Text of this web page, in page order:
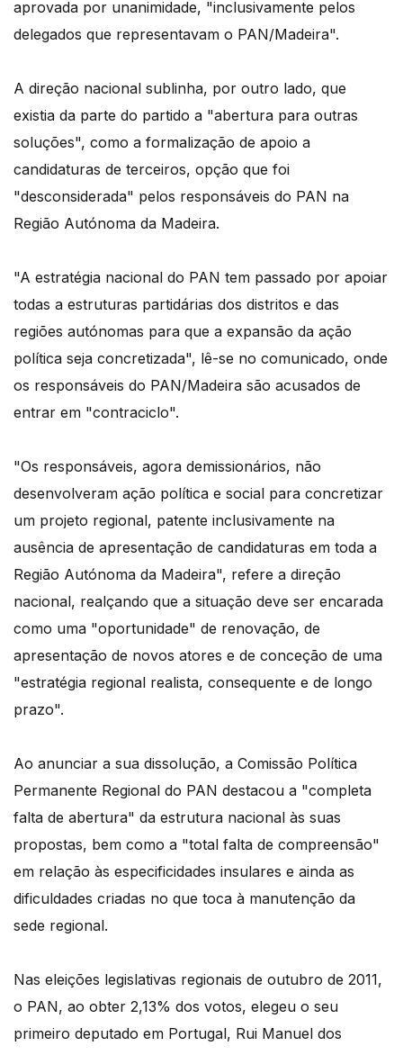
aprovada por unanimidade, "inclusivamente pelos
delegados que representavam o PAN/Madeira".
A direção nacional sublinha, por outro lado, que
existia da parte do partido a "abertura para outras
soluções", como a formalização de apoio a
candidaturas de terceiros, opção que foi
"desconsiderada" pelos responsáveis do PAN na
Região Autónoma da Madeira.
"A estratégia nacional do PAN tem passado por apoiar
todas a estruturas partidárias dos distritos e das
regiões autónomas para que a expansão da ação
política seja concretizada", lê-se no comunicado, onde
os responsáveis do PAN/Madeira são acusados de
entrar em "contraciclo".
"Os responsáveis, agora demissionários, não
desenvolveram ação política e social para concretizar
um projeto regional, patente inclusivamente na
ausência de apresentação de candidaturas em toda a
Região Autónoma da Madeira", refere a direção
nacional, realçando que a situação deve ser encarada
como uma "oportunidade" de renovação, de
apresentação de novos atores e de conceção de uma
"estratégia regional realista, consequente e de longo
prazo".
Ao anunciar a sua dissolução, a Comissão Política
Permanente Regional do PAN destacou a "completa
falta de abertura" da estrutura nacional às suas
propostas, bem como a "total falta de compreensão"
em relação às especificidades insulares e ainda as
dificuldades criadas no que toca à manutenção da
sede regional.
Nas eleições legislativas regionais de outubro de 2011,
o PAN, ao obter 2,13% dos votos, elegeu o seu
primeiro deputado em Portugal, Rui Manuel dos